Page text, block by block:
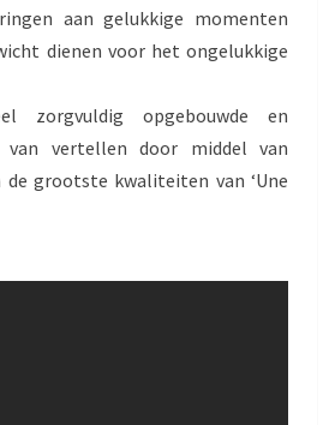
aan gelukkige momenten
dienen voor het ongelukkige
zorgvuldig opgebouwde en
van vertellen door middel van
de grootste kwaliteiten van ‘Une